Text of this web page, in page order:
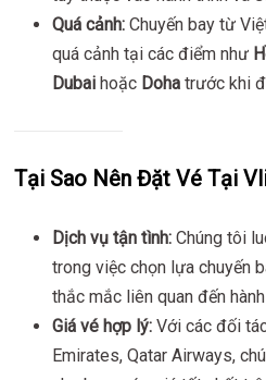
Quá cảnh: Chuyến bay từ
quá cảnh tại các điểm như
Dubai hoặc Doha trước khi
Tại Sao Nên Đặt Vé Tại
Dịch vụ tận tình: Chúng tôi
trong việc chọn lựa chuyến
thắc mắc liên quan đến
Giá vé hợp lý: Với các đối
Emirates, Qatar Airways,